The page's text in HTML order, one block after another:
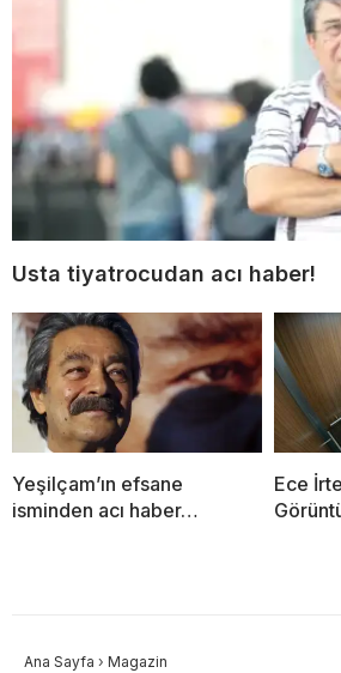
Usta tiyatrocudan acı haber!
Yeşilçam’ın efsane
isminden acı haber…
Ece
Ana Sayfa › Magazin